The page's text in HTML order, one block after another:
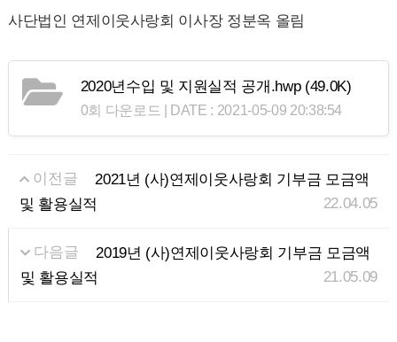
사단법인 연제이웃사랑회 이사장 정분옥 올림
2020년수입 및 지원실적 공개.hwp(49.0K)
0회 다운로드 | DATE : 2021-05-09 20:38:54
이전글
2021년 (사)연제이웃사랑회 기부금 모금액
및 활용실적
22.04.05
다음글
2019년 (사)연제이웃사랑회 기부금 모금액
및 활용실적
21.05.09